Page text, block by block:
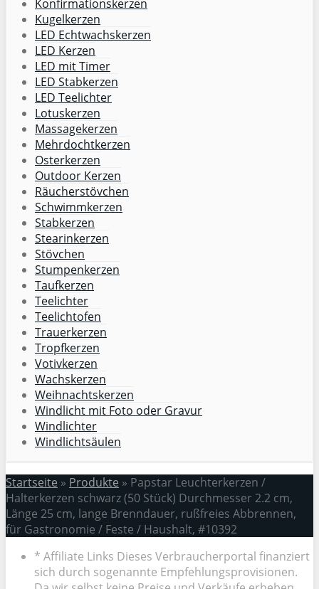
Konfirmationskerzen
Kugelkerzen
LED Echtwachskerzen
LED Kerzen
LED mit Timer
LED Stabkerzen
LED Teelichter
Lotuskerzen
Massagekerzen
Mehrdochtkerzen
Osterkerzen
Outdoor Kerzen
Räucherstövchen
Schwimmkerzen
Stabkerzen
Stearinkerzen
Stövchen
Stumpenkerzen
Taufkerzen
Teelichter
Teelichtofen
Trauerkerzen
Tropfkerzen
Votivkerzen
Wachskerzen
Weihnachtskerzen
Windlicht mit Foto oder Gravur
Windlichter
Windlichtsäulen
Startseite » Produkte » Papstar Leuchterkerzen /
Halterkerzen schwarz (50 Stück) Durchmesser 2.2 cm,
Länge 25 cm, lange Brenndauer, rußfreies Abbrennen,
für Gastronomie / Feste / Haushalt, #10392
* Affiliate Links Dieses Verbraucherportal finanziert
sich durch sogenannte Empfehlungsprovisionen.